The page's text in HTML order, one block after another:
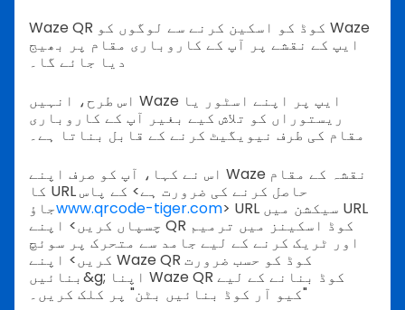
Waze QR کوڈ کو اسکین کرنے سے لوگوں کو Waze
ایپ کے نقشے پر آپ کے کاروباری مقام پر بھیج
دیا جائے گا۔
اس طرح، انہیں Waze ایپ پر اپنے اسٹور یا
ریستوراں کو تلاش کیے بغیر آپ کے کاروباری
مقام کی طرف نیویگیٹ کرنے کے قابل بناتا ہے۔
اس نے کہا، آپ کو صرف اپنے Waze نقشہ کے مقام
کا URL حاصل کرنے کی ضرورت ہے> کے پاس
جاؤwww.qrcode-tiger.com> URL سیکشن میں URL
چسپاں کریں> اپنے QR کوڈ اسکینز میں ترمیم
اور ٹریک کرنے کے لیے جامد سے متحرک پر سوئچ
کریں> اپنے Waze QR کوڈ کو حسب ضرورت
بنائیں&g; اپنا Waze QR کوڈ بنانے کے لیے
"کیو آر کوڈ بنائیں بٹن" پر کلک کریں۔